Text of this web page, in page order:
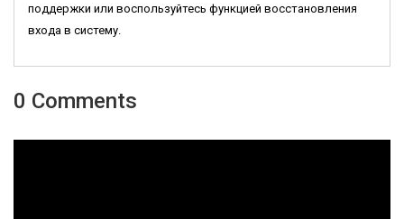
поддержки или воспользуйтесь функцией восстановления
входа в систему.
0 Comments